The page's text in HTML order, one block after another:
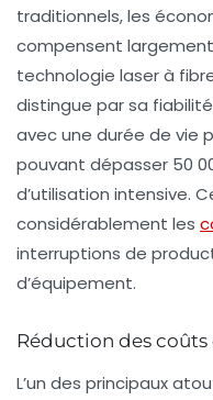
traditionnels, les
compensent
technologie laser à
distingue par sa
avec une durée de vie
pouvant dépasser 50
d’utilisation intensive.
considérablement les
interruptions de
d’équipement.
Réduction des
L’un des principaux